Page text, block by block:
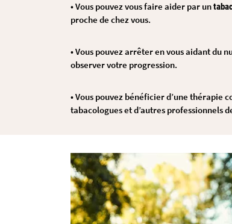
• Vous pouvez vous faire aider par un
proche de chez vous.
• Vous pouvez arrêter en vous aidant du
observer votre progression.
• Vous pouvez bénéficier d’une
tabacologues et d’autres professionnels